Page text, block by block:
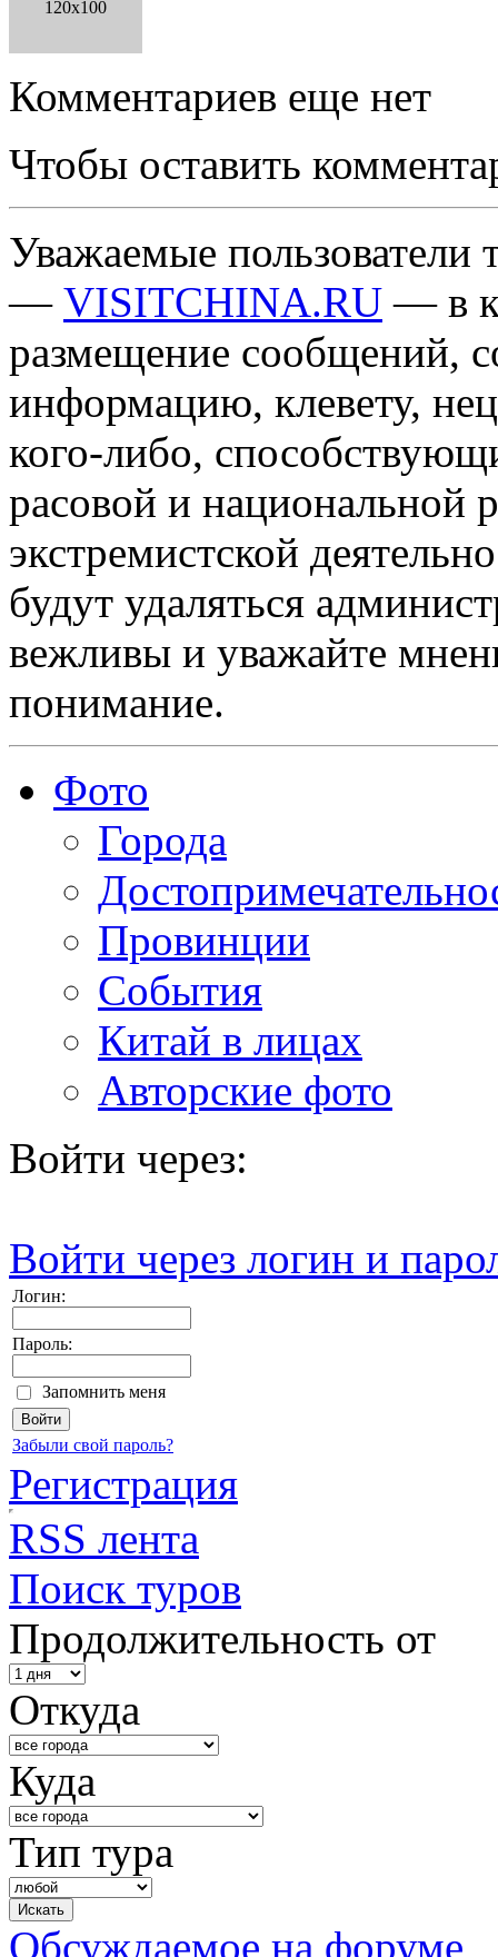
120x100
Комментариев еще нет
Чтобы оставить
Уважаемые пользователи
— VISITCHINA.RU — в
размещение сообщений,
информацию, клевету,
кого-либо,
расовой и национальной
экстремистской
будут удаляться
вежливы и уважайте
понимание.
Фото
Города
Провинции
События
Китай в лицах
Авторские фото
Войти через:
Войти через логин и
Логин:
Пароль:
Запомнить меня
Забыли свой пароль?
Регистрация
RSS лента
Поиск туров
Продолжительность от
Откуда
Куда
Тип тура
Обсуждаемое на форуме